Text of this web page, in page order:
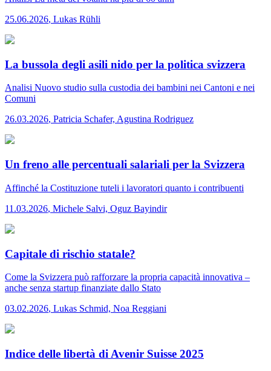
25.06.2026, Lukas Rühli
La bussola degli asili nido per la politica svizzera
Analisi Nuovo studio sulla custodia dei bambini nei Cantoni e nei
Comuni
26.03.2026, Patricia Schafer, Agustina Rodriguez
Un freno alle percentuali salariali per la Svizzera
Affinché la Costituzione tuteli i lavoratori quanto i contribuenti
11.03.2026, Michele Salvi, Oguz Bayindir
Capitale di rischio statale?
Come la Svizzera può rafforzare la propria capacità innovativa –
anche senza startup finanziate dallo Stato
03.02.2026, Lukas Schmid, Noa Reggiani
Indice delle libertà di Avenir Suisse 2025